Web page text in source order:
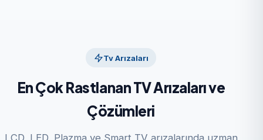
Tv Arızaları
En Çok Rastlanan TV Arızaları ve
Çözümleri
LCD, LED, Plazma ve Smart TV arızalarında uzman